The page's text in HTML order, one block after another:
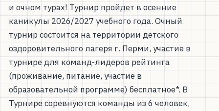
и очном турах! Турнир пройдет в осенние
каникулы 2026/2027 учебного года. Очный
турнир состоится на территории детского
оздоровительного лагеря г. Перми, участие в
турнире для команд-лидеров рейтинга
(проживание, питание, участие в
образовательной программе) бесплатное*. В
Турнире соревнуются команды из 6 человек,